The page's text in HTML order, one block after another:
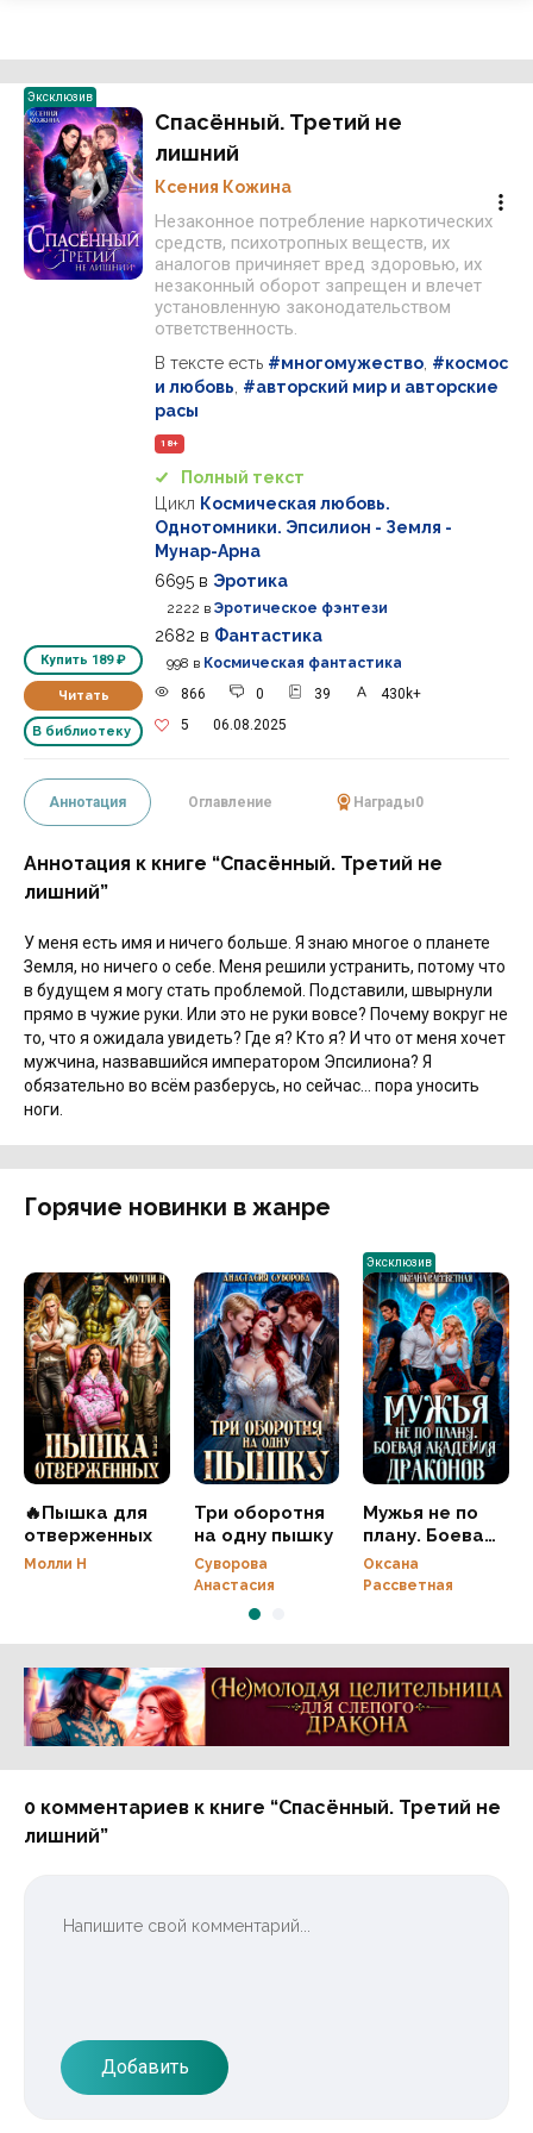
Эксклюзив
Купить 189 ₽
Читать
В библиотеку
Спасённый. Третий не
лишний
Ксения Кожина
Незаконное потребление наркотических
средств, психотропных веществ, их
аналогов причиняет вред здоровью, их
незаконный оборот запрещен и влечет
установленную законодательством
ответственность.
В тексте есть #многомужество #космос
и любовь #авторский мир и авторские
расы
18+
Полный текст
Цикл Космическая любовь.
Однотомники. Эпсилион - Земля -
Мунар-Арна
6695 в Эротика
2222 в Эротическое фэнтези
2682 в Фантастика
998 в Космическая фантастика
866
0 39
430k+
5
06.08.2025
Аннотация Оглавление Награды0
Аннотация к книге “Спасённый. Третий не
лишний”
У меня есть имя и ничего больше. Я знаю многое о планете
Земля, но ничего о себе. Меня решили устранить, потому что
в будущем я могу стать проблемой. Подставили, швырнули
прямо в чужие руки. Или это не руки вовсе? Почему вокруг не
то, что я ожидала увидеть? Где я? Кто я? И что от меня хочет
мужчина, назвавшийся императором Эпсилиона? Я
обязательно во всём разберусь, но сейчас... пора уносить
ноги.
Горячие новинки в жанре
🔥Пышка для
отверженных
Молли Н
Три оборотня
на одну пышку
Суворова
Анастасия
Эксклюзив
Мужья не по
плану. Боевая
академия
драконов
Оксана
Рассветная
Реклама 16+ АО «ЛитГород»
0 комментариев к книге “Спасённый. Третий не
лишний”
Добавить